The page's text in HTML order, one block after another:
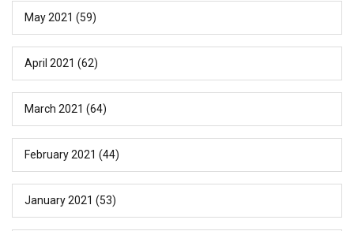
May 2021 (59)
April 2021 (62)
March 2021 (64)
February 2021 (44)
January 2021 (53)